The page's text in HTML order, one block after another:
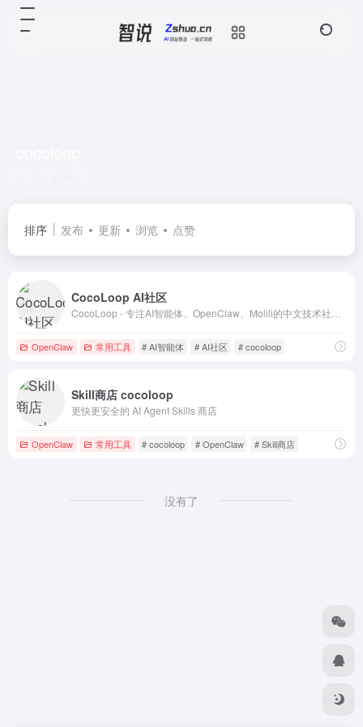
排序 发布 更新 浏览 点赞
CocoLoop AI社区
OpenClaw 常用工具 # AI智能体 # AI社区 # cocoloop
Skill商店 cocoloop
更快更安全的 AI Agent Skills 商店
OpenClaw 常用工具 # cocoloop # OpenClaw # Skill商店
没有了